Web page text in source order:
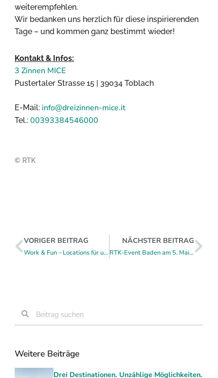
weiterempfehlen.
Wir bedanken uns herzlich für diese inspirierenden
Tage – und kommen ganz bestimmt wieder!
Kontakt & Infos:
3 Zinnen MICE
Pustertaler Strasse 15 | 39034 Toblach
E-Mail: info@dreizinnen-mice.it
Tel.: 00393384546000
© RTK
VORIGER BEITRAG
Work & Fun – Locations für unvergessliche Incentives
NÄCHSTER BEITRAG
RTK-Event Baden am 5. Mai 2026: Business & Glücksmomente
Weitere Beiträge
Drei Destinationen. Unzählige Möglichkeiten.